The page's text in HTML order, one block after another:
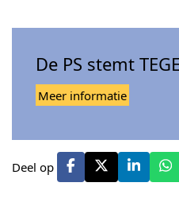
De PS stemt
Meer informatie
Deel op